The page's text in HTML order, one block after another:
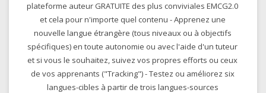
plateforme auteur GRATUITE des plus conviviales EMCG2.0
et cela pour n'importe quel contenu - Apprenez une
nouvelle langue étrangère (tous niveaux ou à objectifs
spécifiques) en toute autonomie ou avec l'aide d'un tuteur
et si vous le souhaitez, suivez vos propres efforts ou ceux
de vos apprenants ("Tracking") - Testez ou améliorez six
langues-cibles à partir de trois langues-sources